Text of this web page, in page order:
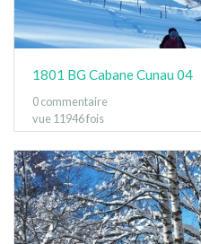
1801 BG Cabane Cunau 04
0 commentaire
vue 11946 fois